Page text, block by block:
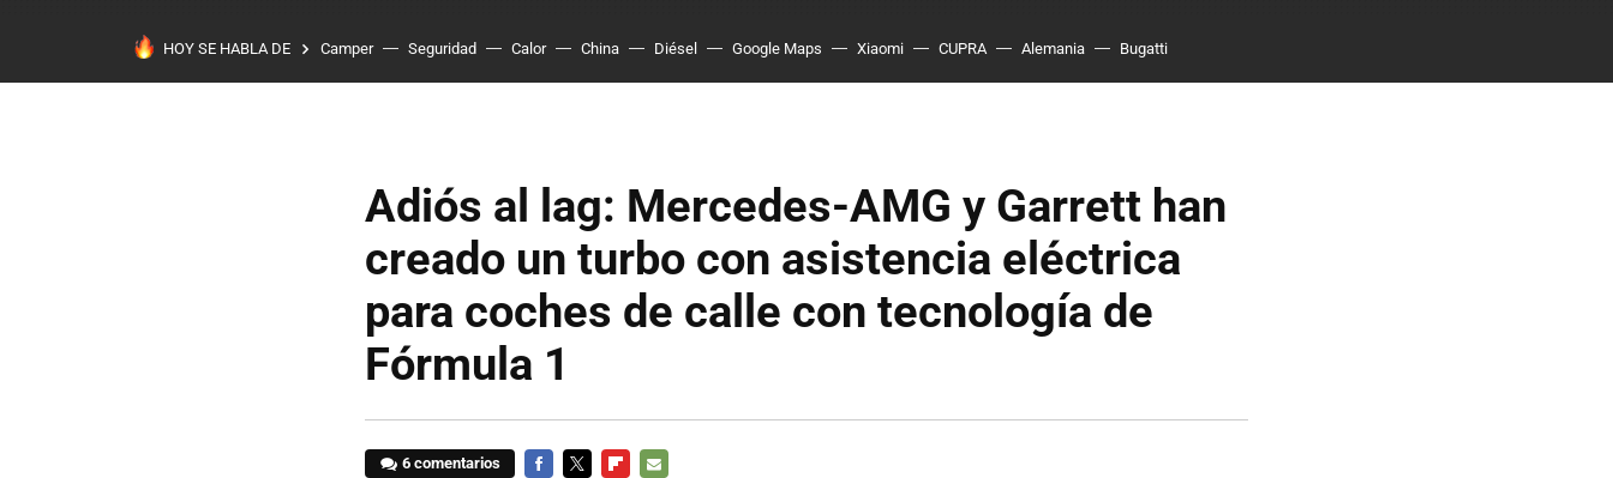
HOY SE HABLA DE Camper Seguridad Calor China Diésel Google Maps Xiaomi CUPRA Alemania Bugatti
Adiós al lag: Mercedes-AMG y Garrett han
creado un turbo con asistencia eléctrica
para coches de calle con tecnología de
Fórmula 1
6 comentarios